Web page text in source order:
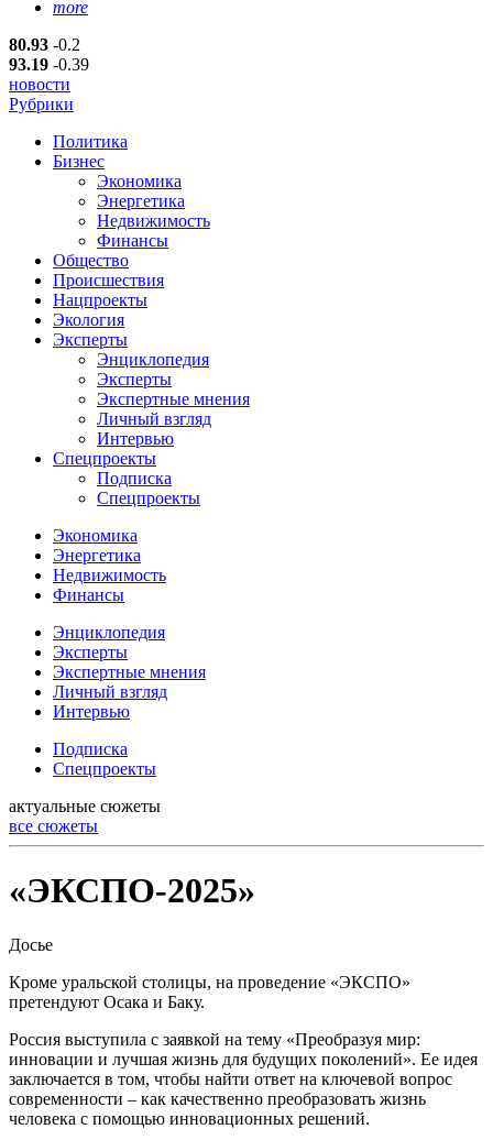
more
80.93 -0.2
93.19 -0.39
новости
Рубрики
Политика
Бизнес
Экономика
Энергетика
Недвижимость
Финансы
Общество
Происшествия
Нацпроекты
Экология
Эксперты
Энциклопедия
Эксперты
Экспертные мнения
Личный взгляд
Интервью
Спецпроекты
Подписка
Спецпроекты
Экономика
Энергетика
Недвижимость
Финансы
Энциклопедия
Эксперты
Экспертные мнения
Личный взгляд
Интервью
Подписка
Спецпроекты
актуальные сюжеты
все сюжеты
«ЭКСПО-2025»
Досье
Кроме уральской столицы, на проведение «ЭКСПО»
претендуют Осака и Баку.
Россия выступила с заявкой на тему «Преобразуя мир:
инновации и лучшая жизнь для будущих поколений». Ее идея
заключается в том, чтобы найти ответ на ключевой вопрос
современности – как качественно преобразовать жизнь
человека с помощью инновационных решений.